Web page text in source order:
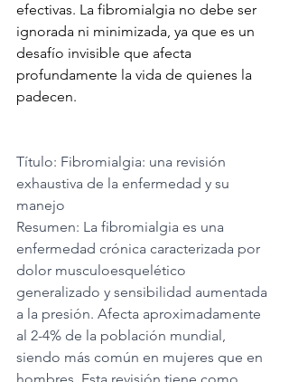
efectivas. La fibromialgia no debe ser
ignorada ni minimizada, ya que es un
desafío invisible que afecta
profundamente la vida de quienes la
padecen.
Título: Fibromialgia: una revisión
exhaustiva de la enfermedad y su
manejo
Resumen: La fibromialgia es una
enfermedad crónica caracterizada por
dolor musculoesquelético
generalizado y sensibilidad aumentada
a la presión. Afecta aproximadamente
al 2-4% de la población mundial,
siendo más común en mujeres que en